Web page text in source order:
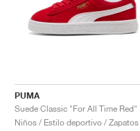
PUMA
Suede Classic "For All Time Red"
Niños / Estilo deportivo / Zapatos